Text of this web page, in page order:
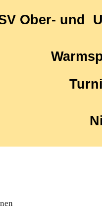
Ober- und